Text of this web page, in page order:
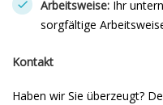
Arbeitsweise: Ihr
sorgfältige
Kontakt
Haben wir Sie überzeugt?